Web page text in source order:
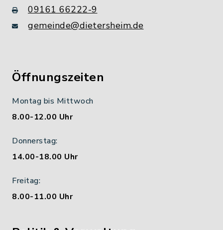
09161 66222-9
gemeinde@dietersheim.de
Öffnungszeiten
Montag bis Mittwoch
8.00-12.00 Uhr
Donnerstag:
14.00-18.00 Uhr
Freitag:
8.00-11.00 Uhr